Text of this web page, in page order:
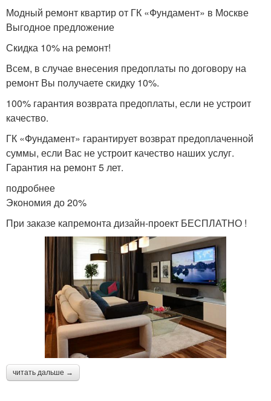
Модный ремонт квартир от ГК «Фундамент» в Москве
Выгодное предложение
Скидка 10% на ремонт!
Всем, в случае внесения предоплаты по договору на
ремонт Вы получаете скидку 10%.
100% гарантия возврата предоплаты, если не устроит
качество.
ГК «Фундамент» гарантирует возврат предоплаченной
суммы, если Вас не устроит качество наших услуг.
Гарантия на ремонт 5 лет.
подробнее
Экономия до 20%
При заказе капремонта дизайн-проект БЕСПЛАТНО !
читать дальше →